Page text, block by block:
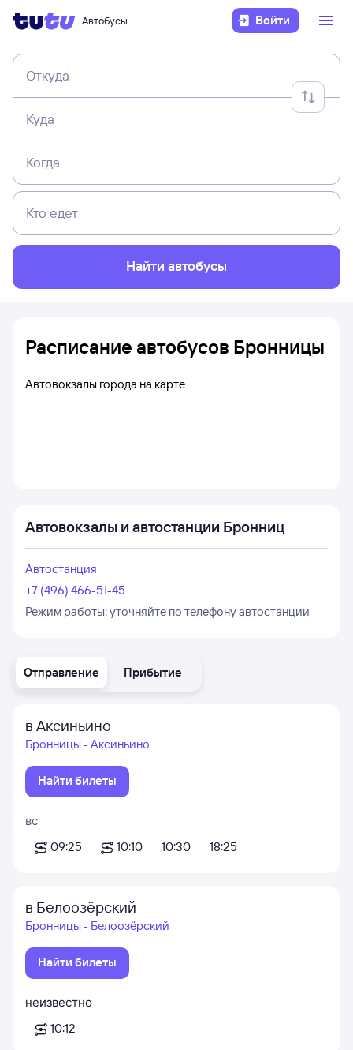
Автобусы Войти
Откуда
Куда
Когда
Кто едет
Найти автобусы
Отправление Прибытие
в Аксиньино
Бронницы - Аксиньино
Найти билеты
вс
09:25
10:10 10:30 18:25
в Белоозёрский
Бронницы - Белоозёрский
Найти билеты
неизвестно
10:12
Расписание автобусов Бронницы
Автовокзалы города на карте
Автовокзалы и автостанции Бронниц
Автостанция
+7 (496) 466-51-45
Режим работы:уточняйте по телефону автостанции